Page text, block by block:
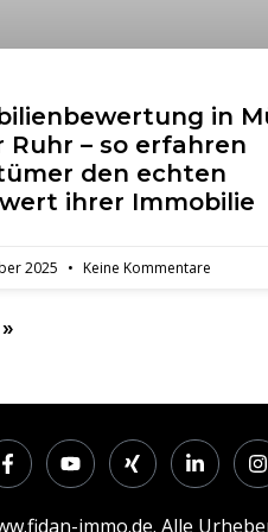
in
Ruhr – so erfahren
den echten
ihrer Immobilie
2025 Keine Kommentare
immo.de. Alle